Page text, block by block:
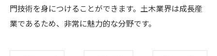
門技術を身につけることができます。土木業界は成長産
業であるため、非常に魅力的な分野です。